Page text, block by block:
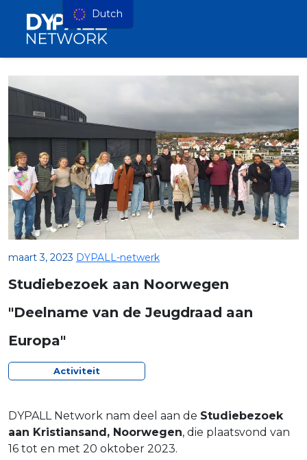
maart 3, 2023 DYPALL-netwerk
Studiebezoek aan Noorwegen
"Deelname van de Jeugdraad aan
Europa"
Activiteit
DYPALL Network nam deel aan de Studiebezoek
aan Kristiansand, Noorwegen, die plaatsvond van
16 tot en met 20 oktober 2023.
Dutch